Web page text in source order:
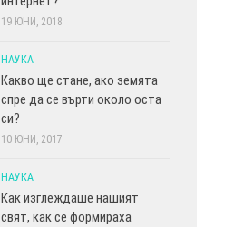
19 ЮНИ, 2018
НАУКА
Какво ще стане, ако земята
спре да се върти около оста
си?
10 ЮНИ, 2017
НАУКА
Как изглеждаше нашият
свят, как се формираха